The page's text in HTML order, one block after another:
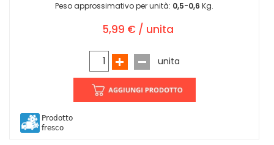
Peso approssimativo per unità: 0,5-0,6 Kg.
5,99 € / unita
unita
Prodotto
fresco